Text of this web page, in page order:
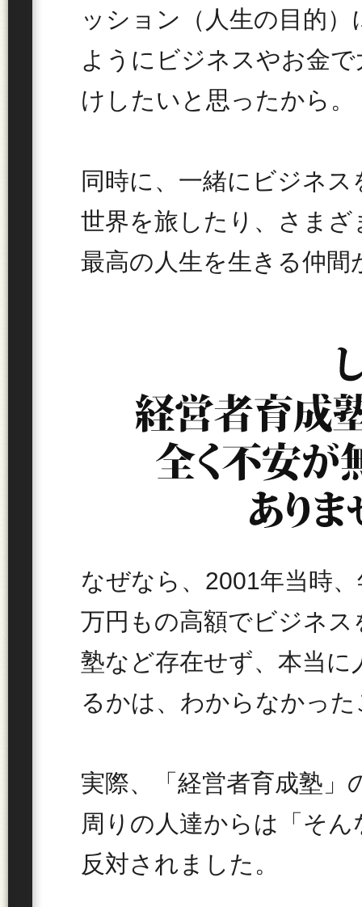
ッション（人生の目的
ようにビジネスやお金
けしたいと思ったから。
同時に、一緒にビジネ
世界を旅したり、さま
最高の人生を生きる仲
なぜなら、2001年当時
万円もの高額でビジネス
塾など存在せず、本当に
るかは、わからなかった
実際、「経営者育成塾
周りの人達からは「そ
反対されました。